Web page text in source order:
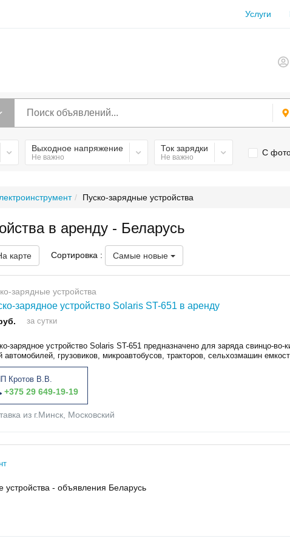
Услуги
Выходное напряжение
Не важно
Ток зарядки
Не важно С
Пуско-зарядные устройства
в аренду - Беларусь
карте Сортировка : Самые новые
зарядные устройства
зарядное устройство Solaris ST-651 в аренду
за сутки
зарядное устройство Solaris ST-651 предназначено для заряда свинцо-
автомобилей, грузовиков, микроавтобусов, тракторов, сельхозмашин
Кротов В.В.
+375 29 649-19-19
из г.Минск, Московский
устройства - объявления Беларусь